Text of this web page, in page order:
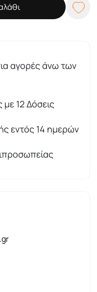
αγορές άνω των
12 Δόσεις
εντός 14 ημερών